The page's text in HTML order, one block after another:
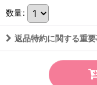
数量:
返品特約に関する重